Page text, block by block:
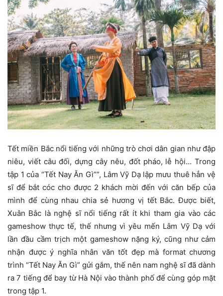
Tết miền Bắc nổi tiếng với những trò chơi dân gian như đập
niêu, viết câu đối, dựng cây nêu, đốt pháo, lễ hội… Trong
tập 1 của “Tết Nay Ăn Gì””, Lâm Vỹ Dạ lập mưu thuê hẳn vệ
sĩ để bắt cóc cho được 2 khách mời đến với căn bếp của
mình để cùng nhau chia sẻ hương vị tết Bắc. Được biết,
Xuân Bắc là nghệ sĩ nổi tiếng rất ít khi tham gia vào các
gameshow thực tế, thế nhưng vì yêu mến Lâm Vỹ Dạ với
lần đầu cầm trịch một gameshow nặng ký, cũng như cảm
nhận được ý nghĩa nhân văn tốt đẹp mà format chương
trình “Tết Nay Ăn Gì” gửi gắm, thế nên nam nghệ sĩ đã dành
ra 7 tiếng để bay từ Hà Nội vào thành phố để cùng góp mặt
trong tập 1.